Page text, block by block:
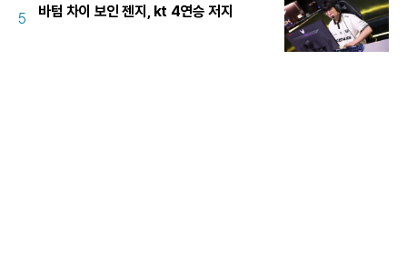
5 바텀 차이 보인 젠지, kt 4연승 저지